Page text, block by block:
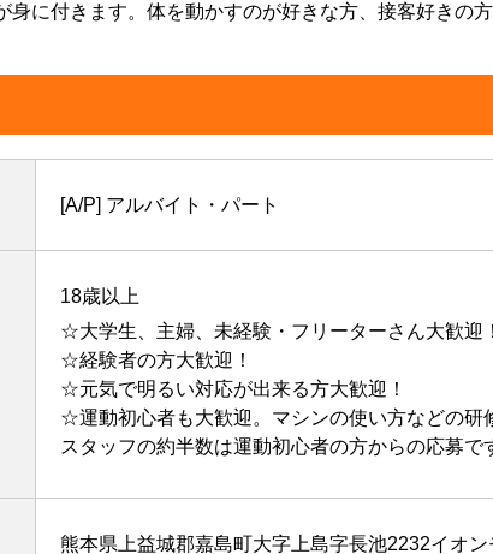
身に付きます。体を動かすのが好きな方、接客好きの
[A/P] アルバイト・パート
18歳以上
☆大学生、主婦、未経験・フリーターさん大歓迎！
☆経験者の方大歓迎！
☆元気で明るい対応が出来る方大歓迎！
☆運動初心者も大歓迎。マシンの使い方などの研
スタッフの約半数は運動初心者の方からの応募で
熊本県上益城郡嘉島町大字上島字長池2232イオン